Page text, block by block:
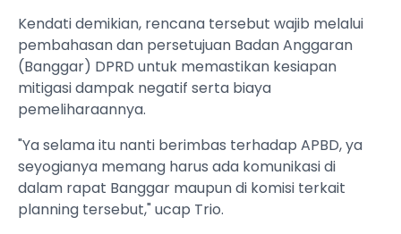
Kendati demikian, rencana tersebut wajib melalui
pembahasan dan persetujuan Badan Anggaran
(Banggar) DPRD untuk memastikan kesiapan
mitigasi dampak negatif serta biaya
pemeliharaannya.
"Ya selama itu nanti berimbas terhadap APBD, ya
seyogianya memang harus ada komunikasi di
dalam rapat Banggar maupun di komisi terkait
planning tersebut," ucap Trio.